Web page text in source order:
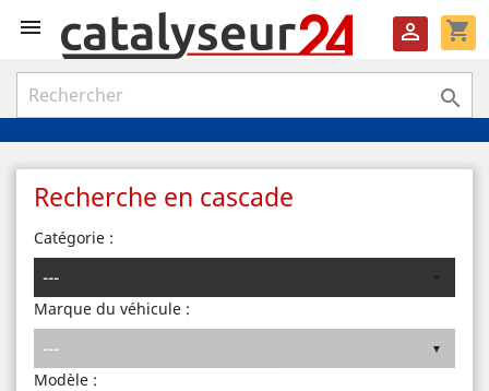
 shopping_cart


Recherche en cascade
Catégorie :
Marque du véhicule :
Modèle :